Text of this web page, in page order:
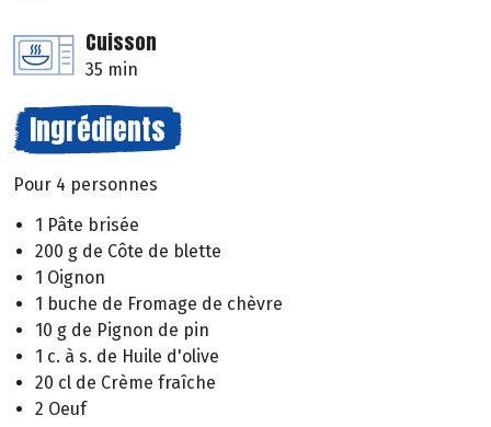
Cuisson
35 min
Ingrédients
Pour 4 personnes
1 Pâte brisée
200 g de Côte de blette
1 Oignon
1 buche de Fromage de chèvre
10 g de Pignon de pin
1 c. à s. de Huile d'olive
20 cl de Crème fraîche
2 Oeuf